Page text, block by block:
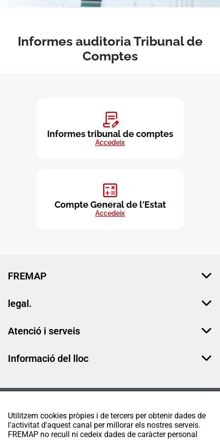
Utilitzem cookies pròpies i de tercers per obtenir dades de
l'activitat d'aquest canal per millorar els nostres serveis.
FREMAP no recull ni cedeix dades de caràcter personal
Informes auditoria Tribunal de
Comptes
Informes tribunal de comptes
Accedeix
Compte General de l'Estat
Accedeix
FREMAP
legal.
Atenció i serveis
Informació del lloc